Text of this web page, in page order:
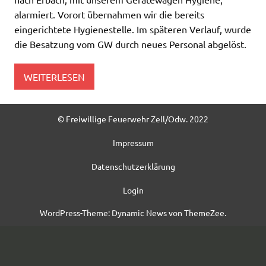
alarmiert. Vorort übernahmen wir die bereits
eingerichtete Hygienestelle. Im späteren Verlauf, wurde
die Besatzung vom GW durch neues Personal abgelöst.
WEITERLESEN
© Freiwillige Feuerwehr Zell/Odw. 2022
Impressum
Datenschutzerklärung
Login
WordPress-Theme: Dynamic News von ThemeZee.